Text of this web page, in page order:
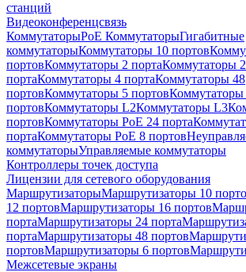
станций
Видеоконференцсвязь
КоммутаторыPoE КоммутаторыГигабитные
коммутаторыКоммутаторы 10 портов
портовКоммутаторы 2 портаКоммутаторы
портаКоммутаторы 4 портаКоммутаторы 48
портовКоммутаторы 5 портовКоммутаторы
портовКоммутаторы L2Коммутаторы L3
портовКоммутаторы PoE 24 порта
портаКоммутаторы PoE 8 портов
коммутаторыУправляемые коммутаторы
Контроллеры точек доступа
Лицензии для сетевого оборудования
МаршрутизаторыМаршрутизаторы 10
12 портовМаршрутизаторы 16 портов
портаМаршрутизаторы 24 порта
портаМаршрутизаторы 48 портов
портовМаршрутизаторы 6 портов
Межсетевые экраны